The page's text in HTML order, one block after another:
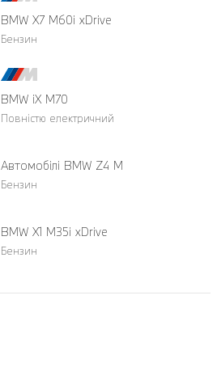
BMW X7 M60i xDrive
Бензин
BMW iX M70
Повністю електричний
Автомобілі BMW Z4 M
Бензин
BMW X1 M35i xDrive
Бензин